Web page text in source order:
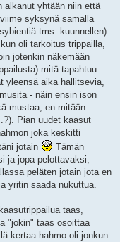
alkanut yhtään niin että
syksynä samalla
tms. kuunnellen)
oli tarkoitus trippailla,
jotenkin näkemään
mitä tapahtuu
yleensä aika hallitsevia,
- näin ensin ison
mustaa, en mitään
Pian uudet kaasut
joka keskitti
jotain
Tämän
ja jopa pelottavaksi,
peläten jotain jota en
yritin saada nukuttua.
taas,
"jokin" taas osoittaa
kertaa hahmo oli jonkun